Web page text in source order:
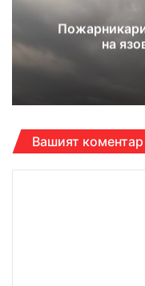
на
Вашият коментар